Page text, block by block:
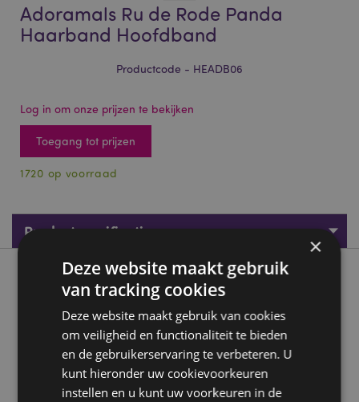
Adoramals Ru de Rode Panda
Haarband Hoofdband
Productcode - HEADB06
Log in om onze prijzen te bekijken
Toegang tot prijzen
1720 op voorraad
Productspecificaties
Product beschrijving
Adoramals Ru de Rode Panda Haarband Hoofdband
Materiaal:polyester
Maat: Eén maat
Wasinformatie: Machinewas op 30°C
×
Deze website maakt gebruik
van tracking cookies
Deze website maakt gebruik van cookies
om veiligheid en functionaliteit te bieden
en de gebruikerservaring te verbeteren. U
kunt hieronder uw cookievoorkeuren
instellen en u kunt uw voorkeuren in de